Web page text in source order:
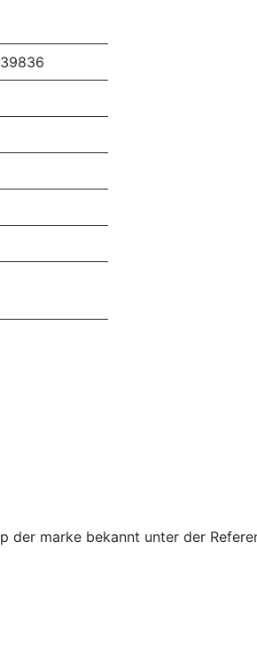
der marke bekannt unter der